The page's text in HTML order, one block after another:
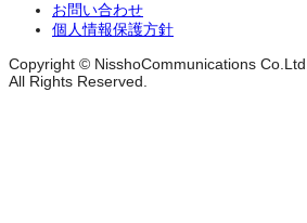
お問い合わせ
個人情報保護方針
Copyright © NisshoCommunications Co.Ltd.,
All Rights Reserved.